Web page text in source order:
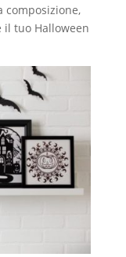
composizione,
tuo Halloween